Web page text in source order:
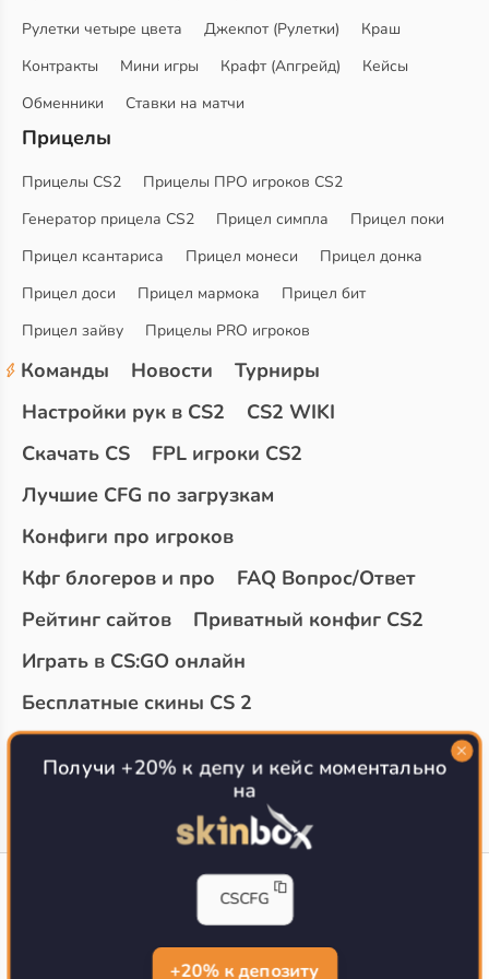
Рулетки четыре цвета
Джекпот (Рулетки)
Краш
Контракты
Мини игры Крафт (Апгрейд)
Кейсы
Обменники
Ставки на матчи
Прицелы
Прицелы CS2
Прицелы ПРО игроков CS2
Генератор прицела CS2
Прицел симпла
Прицел поки
Прицел ксантариса
Прицел монеси
Прицел донка
Прицел доси
Прицел мармока
Прицел бит
Прицел зайву
Прицелы PRO игроков
Команды Новости
Турниры
Настройки рук в CS2
CS2 WIKI
Скачать CS
FPL игроки CS2
Лучшие CFG по загрузкам
Конфиги про игроков
Кфг блогеров и про
FAQ Вопрос/Ответ
Рейтинг сайтов
Приватный конфиг CS2
Играть в CS:GO онлайн
Бесплатные скины CS 2
Топ сайтов с халявой КС 2
О проекте
CS-CONFIG.com © 2020-2026 г.
Политика конфиденциальности
Получи +20% к депу и кейс моментально
на
CSCFG
+20% к депозиту